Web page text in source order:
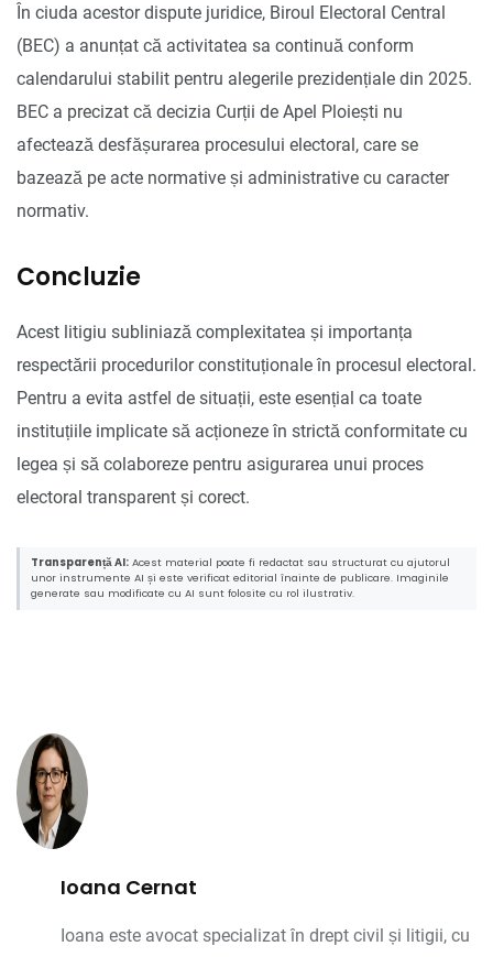
În ciuda acestor dispute juridice, Biroul Electoral Central
(BEC) a anunțat că activitatea sa continuă conform
calendarului stabilit pentru alegerile prezidențiale din 2025.
BEC a precizat că decizia Curții de Apel Ploiești nu
afectează desfășurarea procesului electoral, care se
bazează pe acte normative și administrative cu caracter
normativ.
Concluzie
Acest litigiu subliniază complexitatea și importanța
respectării procedurilor constituționale în procesul electoral.
Pentru a evita astfel de situații, este esențial ca toate
instituțiile implicate să acționeze în strictă conformitate cu
legea și să colaboreze pentru asigurarea unui proces
electoral transparent și corect.
Transparență AI: Acest material poate fi redactat sau structurat cu ajutorul
unor instrumente AI și este verificat editorial înainte de publicare. Imaginile
generate sau modificate cu AI sunt folosite cu rol ilustrativ.
Ioana Cernat
Ioana este avocat specializat în drept civil și litigii, cu